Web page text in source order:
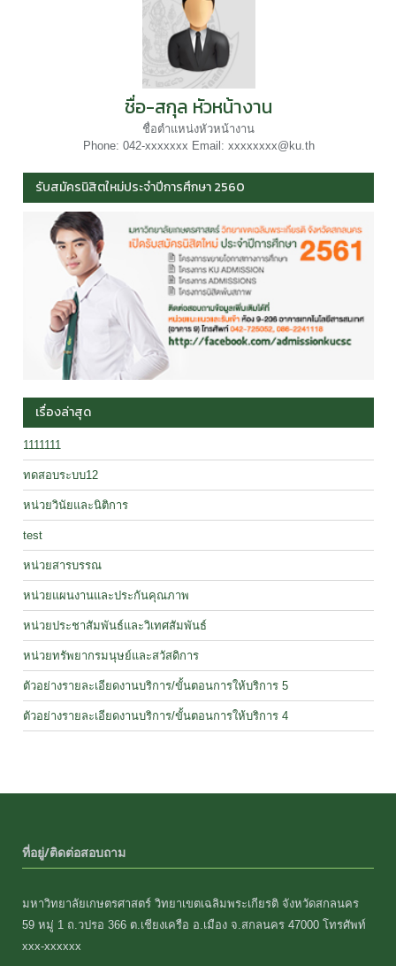
ชื่อ-สกุล หัวหน้างาน
ชื่อตำแหน่งหัวหน้างาน
Phone: 042-xxxxxxx Email: xxxxxxxx@ku.th
รับสมัครนิสิตใหม่ประจำปีการศึกษา 2560
เรื่องล่าสุด
1111111
ทดสอบระบบ12
หน่วยวินัยและนิติการ
test
หน่วยสารบรรณ
หน่วยแผนงานและประกันคุณภาพ
หน่วยประชาสัมพันธ์และวิเทศสัมพันธ์
หน่วยทรัพยากรมนุษย์และสวัสดิการ
ตัวอย่างรายละเอียดงานบริการ/ขั้นตอนการให้บริการ 5
ตัวอย่างรายละเอียดงานบริการ/ขั้นตอนการให้บริการ 4
ที่อยู่/ติดต่อสอบถาม
มหาวิทยาลัยเกษตรศาสตร์ วิทยาเขตเฉลิมพระเกียรติ จังหวัดสกลนคร
59 หมู่ 1 ถ.วปรอ 366 ต.เชียงเครือ อ.เมือง จ.สกลนคร 47000 โทรศัพท์
xxx-xxxxxx